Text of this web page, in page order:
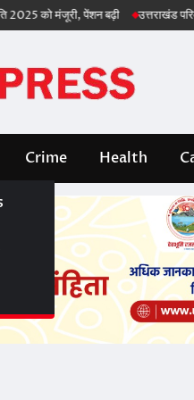
मंजूरी, पेंशन बढ़ी उत्तराखंड परिवहन
Crime Health